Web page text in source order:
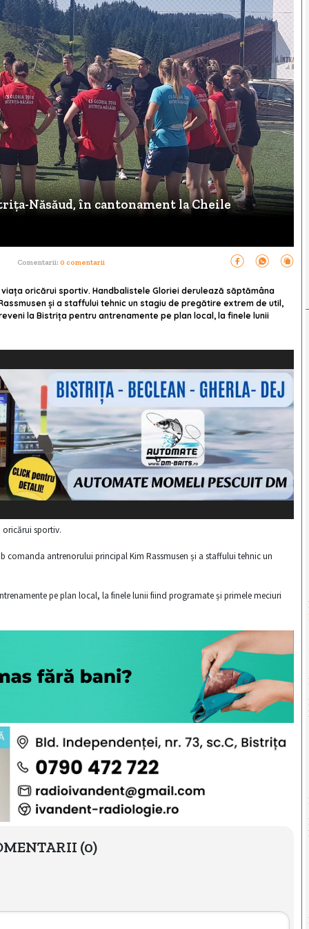
Năsăud, în cantonament la Cheile
Comentarii: 0 comentarii
oricărui sportiv. Handbalistele Gloriei derulează săptămâna
și a staffului tehnic un stagiu de pregătire extrem de util,
la Bistrița pentru antrenamente pe plan local, la finele lunii
sportiv.
comanda antrenorului principal Kim Rassmusen și a staffului tehnic un
pe plan local, la finele lunii fiind programate și primele meciuri
(0)